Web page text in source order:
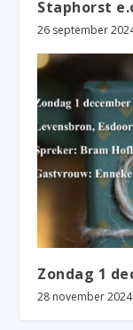
Staphorst
26 september
Zondag 1
28 november 2024